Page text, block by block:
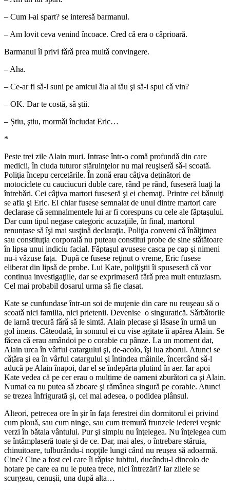
– Cum l-ai spart? se interesǎ barmanul.
– Am lovit ceva venind încoace. Cred cǎ era o cǎprioarǎ.
Barmanul îl privi fǎrǎ prea multǎ convingere.
– Aha.
– Ce-ar fi sǎ-l suni pe amicul ǎla al tǎu şi sǎ-i spui cǎ vin?
– OK. Dar te costǎ, sǎ ştii.
– Știu, ştiu, mormǎi înciudat Eric…
*
Peste trei zile Alain muri. Intrase într-o comǎ profundǎ din care
medicii, în ciuda tuturor stǎruinţelor nu mai reuşiserǎ sǎ-l scoatǎ.
Poliţia începu cercetǎrile. În zonǎ erau câţiva deţinǎtori de
motociclete cu cauciucuri duble care, rând pe rând, fuseseră luaţi la
întrebǎri. Cei câţiva martori fuseseră şi ei chemaţi. Printre cei bǎnuiţi
se afla şi Eric. El chiar fusese semnalat de unul dintre martori care
declarase cǎ semnalmentele lui ar fi corespuns cu cele ale fǎptaşului.
Dar cum tipul negase categoric acuzaţiile, în final, martorul
renunțase sǎ îşi mai susţinǎ declaraţia. Poliţia conveni cǎ înǎlţimea
sau constituţia corporalǎ nu puteau constitui probe de sine stǎtǎtoare
în lipsa unui indiciu facial. Fǎptaşul avusese casca pe cap şi nimeni
nu-i vǎzuse faţa. Dupǎ ce fusese reţinut o vreme, Eric fusese
eliberat din lipsǎ de probe. Lui Kate, poliţiştii îi spuseseră cǎ vor
continua investigaţiile, dar se exprimaseră fǎrǎ prea mult entuziasm.
Cel mai probabil dosarul urma sǎ fie clasat.
Kate se cunfundase într-un soi de muţenie din care nu reuşeau să o
scoatǎ nici familia, nici prietenii. Devenise o singuratică. Sǎrbǎtorile
de iarnǎ trecurǎ fǎrǎ sǎ le simtǎ. Alain plecase şi lǎsase în urmă un
gol imens. Câteodatǎ, în somnul ei cu vise agitate îi apǎrea Alain. Se
fǎcea cǎ erau amândoi pe o corabie cu pânze. La un moment dat,
Alain urca în vârful catargului şi, de-acolo, îşi lua zborul. Atunci se
cǎţǎra şi ea în vârful catargului şi întindea mâinile, încercând sǎ-l
aducǎ pe Alain înapoi, dar el se îndepǎrta plutind în aer. Iar apoi
Kate vedea că pe cer erau o mulțime de oameni zburǎtori ca şi Alain.
Numai ea nu putea sǎ zboare şi rǎmânea singurǎ pe corabie. Atunci
se trezea înfrigurată și, cel mai adesea, o podidea plânsul.
Alteori, petrecea ore în şir în faţa ferestrei din dormitorul ei privind
cum plouǎ, sau cum ninge, sau cum tremurǎ frunzele iederei veşnic
verzi în bǎtaia vântului. Pur şi simplu nu înţelegea. Nu înţelegea cum
se întâmplaseră toate şi de ce. Dar, mai ales, o întrebare stǎruia,
chinuitoare, tulburându-i nopţile lungi când nu reușea să adoarmă.
Cine? Cine a fost cel care îi rǎpise iubitul, ducându-l dincolo de
hotare pe care ea nu le putea trece, nici întrezări? Iar zilele se
scurgeau, cenuşii, una dupǎ alta…